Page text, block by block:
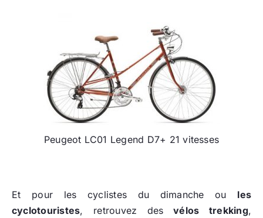
Peugeot LC01 Legend D7+ 21 vitesses
Et pour les cyclistes du dimanche ou les
cyclotouristes, retrouvez des vélos trekking,